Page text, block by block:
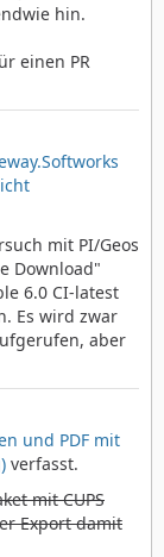
hin.
einen PR
mit PI/Geos
Download"
6.0 CI-latest
Es wird zwar
aber
und PDF mit
verfasst.
mit CUPS
Export damit